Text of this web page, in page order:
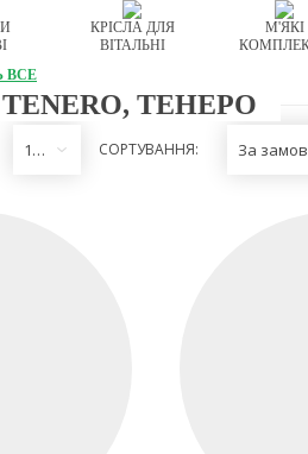
КРІСЛА ДЛЯ
ВІТАЛЬНІ
М'ЯКІ
ВСЕ
ТЕНЕРО
12 СОРТУВАННЯ: За